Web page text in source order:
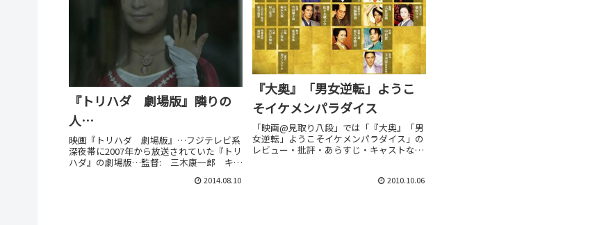
『トリハダ 劇場版』隣りの
人…
映画『トリハダ 劇場版』…フジテレビ系
深夜帯に2007年から放送されていた『トリ
ハダ』の劇場版…監督: 三木康一郎 キャ
石橋杏奈、古川雄輝、笹野鈴々音…2014.08.10
『大奥』「男女逆転」ようこ
そイケメンパラダイス
「映画@見取り八段」では「『大奥』「男
女逆転」ようこそイケメンパラダイス」の
レビュー・批評・あらすじ・キャストなど
2010.10.06